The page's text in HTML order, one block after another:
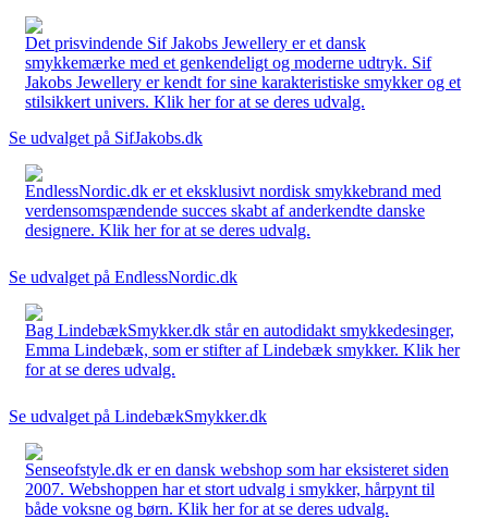
Det prisvindende Sif Jakobs Jewellery er et dansk
smykkemærke med et genkendeligt og moderne udtryk. Sif
Jakobs Jewellery er kendt for sine karakteristiske smykker og et
stilsikkert univers. Klik her for at se deres udvalg.
Se udvalget på SifJakobs.dk
EndlessNordic.dk er et eksklusivt nordisk smykkebrand med
verdensomspændende succes skabt af anderkendte danske
designere. Klik her for at se deres udvalg.
Se udvalget på EndlessNordic.dk
Bag LindebækSmykker.dk står en autodidakt smykkedesinger,
Emma Lindebæk, som er stifter af Lindebæk smykker. Klik her
for at se deres udvalg.
Se udvalget på LindebækSmykker.dk
Senseofstyle.dk er en dansk webshop som har eksisteret siden
2007. Webshoppen har et stort udvalg i smykker, hårpynt til
både voksne og børn. Klik her for at se deres udvalg.